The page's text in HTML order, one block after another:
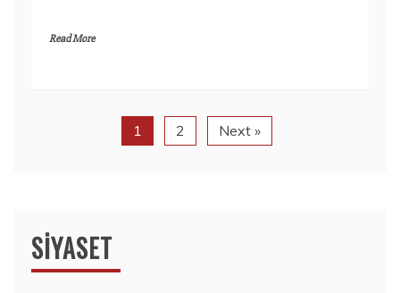
Read More
1 2 Next »
SIYASET